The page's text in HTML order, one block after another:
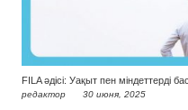
FILA әдісі: Уақыт пен міндеттерді
редактор 30 июня, 2025